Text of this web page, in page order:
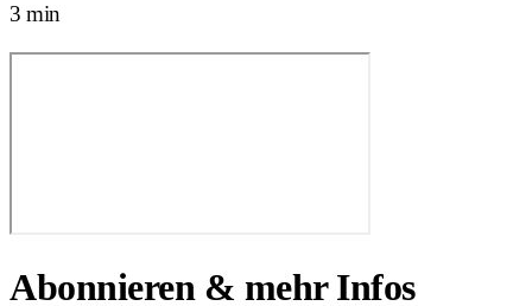
3 min
Abonnieren & mehr Infos